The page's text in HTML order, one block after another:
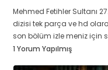
Mehmed Fetihler Sultanı
dizisi tek parça ve hd
son bölüm izle meniz için
1 Yorum Yapılmış